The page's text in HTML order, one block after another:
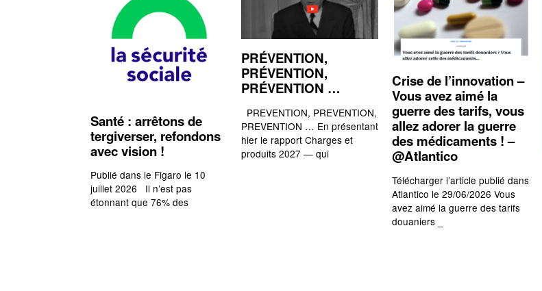
Santé : arrêtons de
tergiverser, refondons
avec vision !
Publié dans le Figaro le 10
juillet 2026 Il n’est pas
étonnant que 76% des
PRÉVENTION,
PRÉVENTION,
PRÉVENTION …
PREVENTION, PREVENTION,
PREVENTION … En présentant
hier le rapport Charges et
produits 2027 — qui
Crise de l’innovation –
Vous avez aimé la
guerre des tarifs, vous
allez adorer la guerre
des médicaments ! –
@Atlantico
Télécharger l’article publié dans
Atlantico le 29/06/2026 Vous
avez aimé la guerre des tarifs
douaniers _